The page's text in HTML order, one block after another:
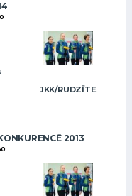
JKK/RUDZĪTE
2013